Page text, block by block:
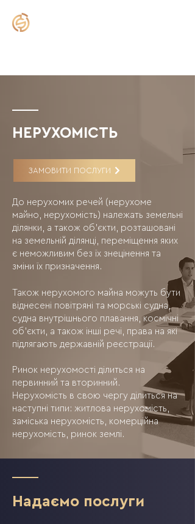
НЕРУХОМІСТЬ
ЗАМОВИТИ ПОСЛУГИ
До нерухомих речей (нерухоме
майно, нерухомість) належать земельні
ділянки, а також об'єкти, розташовані
на земельній ділянці, переміщення яких
є неможливим без їх знецінення та
зміни їх призначення.
Також нерухомого майна можуть бути
віднесені повітряні та морські судна,
судна внутрішнього плавання, космічні
об'єкти, а також інші речі, права на які
підлягають державній реєстрації.
Ринок нерухомості ділиться на
первинний та вторинний.
Нерухомість в свою чергу ділиться на
наступні типи: житлова нерухомість,
заміська нерухомість, комерційна
нерухомість, ринок землі.
Надаємо послуги